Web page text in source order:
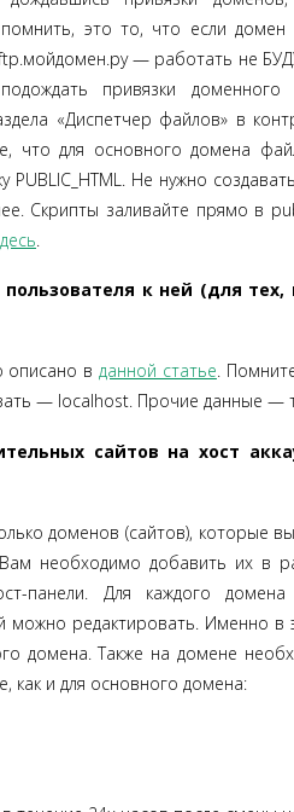
это то, что если
— работать не
привязки
«Диспетчер файлов» в
что для основного домена
Не нужно
Скрипты заливайте прямо в
пользователя к ней (для
описано вданной статье.
— localhost. Прочие данные —
сайтов на хост
доменов (сайтов), которые
необходимо добавить их в
панели. Для каждого
можно редактировать. Именно в
домена. Также на домене
как и для основного домена: